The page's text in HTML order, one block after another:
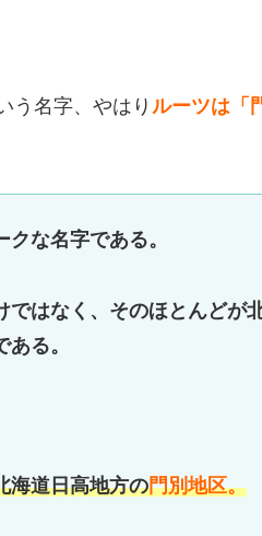
う名字、やはり ルーツは「
クな名字である。
ではなく、そのほとんどが
る。
海道日高地方の門別地区。